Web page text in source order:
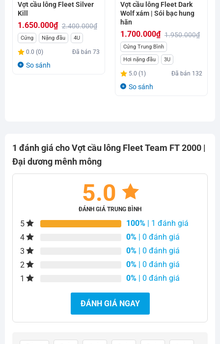
Vợt cầu lông Fleet Silver
Kill
2.400.000₫
Giá
gốc
là:
1.650.000₫
Giá
hiện
tại
Cứng Nặng đầu 4U
0.0 (0) Đã bán73
So sánh
Vợt cầu lông Fleet Dark
Wolf xám | Sói bạc hung
hãn
1.950.000₫
Giá
gốc
là:
1.950.000₫.
1.700.000₫
Giá
hiện
tại
là:
Cứng Trung Bình
Hơi nặng đầu
3U
5.0 (1) Đã bán 132
So sánh
1 đánh giá choVợt cầu lông Fleet Team FT 2000 |
Đại dương mênh mông
5.0
ĐÁNH GIÁ TRUNG BÌNH
5 100% | 1 đánh giá
4
0% | 0 đánh giá
3
0% | 0 đánh giá
2
0% | 0 đánh giá
1
0% | 0 đánh giá
ĐÁNH GIÁ NGAY